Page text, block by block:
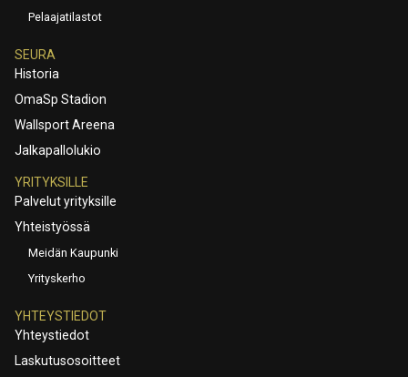
Pelaajatilastot
SEURA
Historia
OmaSp Stadion
Wallsport Areena
Jalkapallolukio
YRITYKSILLE
Palvelut yrityksille
Yhteistyössä
Meidän Kaupunki
Yrityskerho
YHTEYSTIEDOT
Yhteystiedot
Laskutusosoitteet